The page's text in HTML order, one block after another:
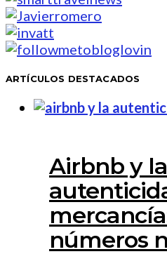
ARTÍCULOS DESTACADOS
Airbnb y la
números